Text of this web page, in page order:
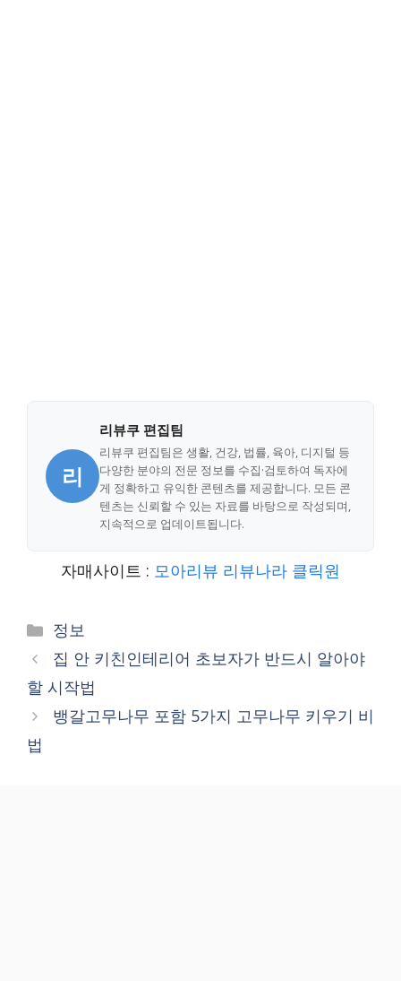
리
리뷰쿠 편집팀
리뷰쿠 편집팀은 생활, 건강, 법률, 육아, 디지털 등
다양한 분야의 전문 정보를 수집·검토하여 독자에
게 정확하고 유익한 콘텐츠를 제공합니다. 모든 콘
텐츠는 신뢰할 수 있는 자료를 바탕으로 작성되며,
지속적으로 업데이트됩니다.
자매사이트 : 모아리뷰 리뷰나라 클릭원
Categories
정보
집 안 키친인테리어 초보자가 반드시 알아야
할 시작법
뱅갈고무나무 포함 5가지 고무나무 키우기 비
법